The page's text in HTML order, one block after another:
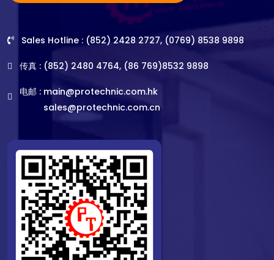
Sales Hotline : (852) 2428 2727, (0769) 8538 9898
传真 : (852) 2480 4764, (86 769)8532 9898
电邮 : main@protechnic.com.hk
sales@protechnic.com.cn